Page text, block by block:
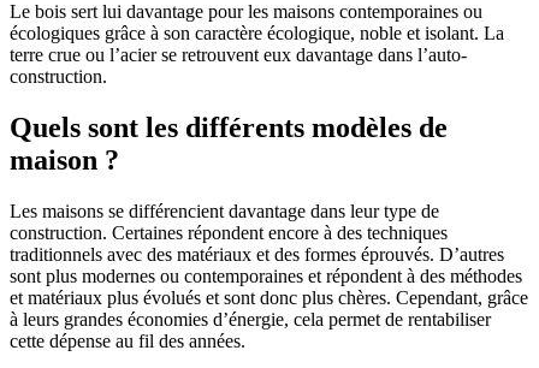
Le bois sert lui davantage pour les maisons contemporaines ou
écologiques grâce à son caractère écologique, noble et isolant. La
terre crue ou l’acier se retrouvent eux davantage dans l’auto-
construction.
Quels sont les différents modèles de
maison ?
Les maisons se différencient davantage dans leur type de
construction. Certaines répondent encore à des techniques
traditionnels avec des matériaux et des formes éprouvés. D’autres
sont plus modernes ou contemporaines et répondent à des méthodes
et matériaux plus évolués et sont donc plus chères. Cependant, grâce
à leurs grandes économies d’énergie, cela permet de rentabiliser
cette dépense au fil des années.